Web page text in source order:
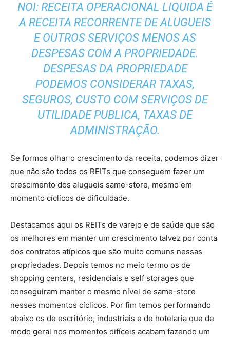
NOI: RECEITA OPERACIONAL LIQUIDA É
A RECEITA RECORRENTE DE ALUGUEIS
E OUTROS SERVIÇOS MENOS AS
DESPESAS COM A PROPRIEDADE.
DESPESAS DA PROPRIEDADE
PODEMOS CONSIDERAR TAXAS,
SEGUROS, CUSTO COM SERVIÇOS DE
UTILIDADE PUBLICA, TAXAS DE
ADMINISTRAÇÃO.
Se formos olhar o crescimento da receita, podemos dizer
que não são todos os REITs que conseguem fazer um
crescimento dos alugueis same-store, mesmo em
momento cíclicos de dificuldade.
Destacamos aqui os REITs de varejo e de saúde que são
os melhores em manter um crescimento talvez por conta
dos contratos atípicos que são muito comuns nessas
propriedades. Depois temos no meio termo os de
shopping centers, residenciais e self storages que
conseguiram manter o mesmo nível de same-store
nesses momentos cíclicos. Por fim temos performando
abaixo os de escritório, industriais e de hotelaria que de
modo geral nos momentos difíceis acabam fazendo um